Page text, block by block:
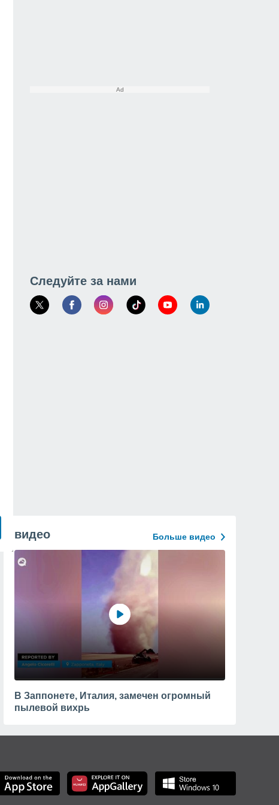
Следуйте за нами
видео Больше видео
В Заппонете, Италия, замечен огромный
пылевой вихрь